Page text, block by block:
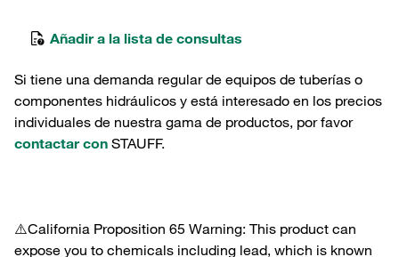
Añadir a la lista de consultas
Si tiene una demanda regular de equipos de tuberías o
componentes hidráulicos y está interesado en los precios
individuales de nuestra gama de productos, por favor
contactar con STAUFF.
⚠️California Proposition 65 Warning: This product can
expose you to chemicals including lead, which is known